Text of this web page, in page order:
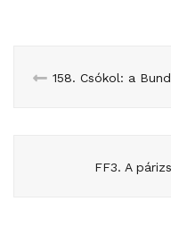
158. Csókol: a
FF3. A